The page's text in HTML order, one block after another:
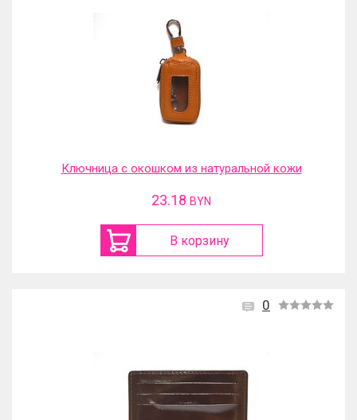
Ключница с окошком из натуральной кожи
23.18 BYN
В корзину
0